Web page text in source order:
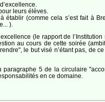
leurs élèves.
(comme cela s’est fait à
).
(le rapport de
au cours de cette soirée
le but visé n’étant pas, de
5 de la circulaire
en ce domaine.